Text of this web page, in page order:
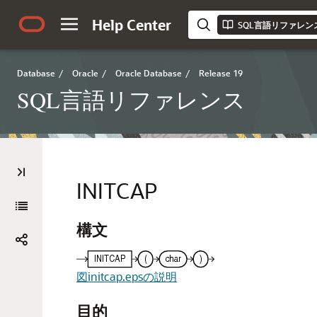
Help Center SQL言語リファレン
Database / Oracle / Oracle Database / Release 19
SQL言語リファレンス
INITCAP
構文
図initcap.epsの説明
目的